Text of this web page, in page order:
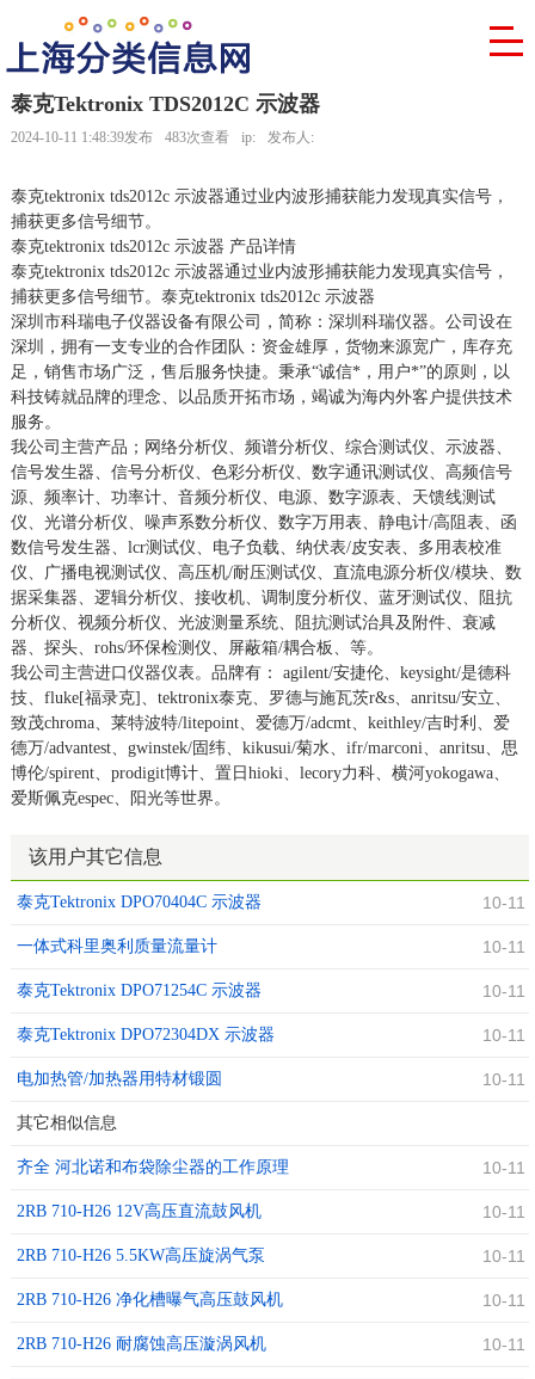
泰克Tektronix TDS2012C 示波器
2024-10-11 1:48:39发布 483次查看 ip: 发布人:
泰克tektronix tds2012c 示波器通过业内波形捕获能力发现真实信号，
捕获更多信号细节。
泰克tektronix tds2012c 示波器 产品详情
泰克tektronix tds2012c 示波器通过业内波形捕获能力发现真实信号，
捕获更多信号细节。泰克tektronix tds2012c 示波器
深圳市科瑞电子仪器设备有限公司，简称：深圳科瑞仪器。公司设在
深圳，拥有一支专业的合作团队：资金雄厚，货物来源宽广，库存充
足，销售市场广泛，售后服务快捷。秉承“诚信*，用户*”的原则，以
科技铸就品牌的理念、以品质开拓市场，竭诚为海内外客户提供技术
服务。
我公司主营产品；网络分析仪、频谱分析仪、综合测试仪、示波器、
信号发生器、信号分析仪、色彩分析仪、数字通讯测试仪、高频信号
源、频率计、功率计、音频分析仪、电源、数字源表、天馈线测试
仪、光谱分析仪、噪声系数分析仪、数字万用表、静电计/高阻表、函
数信号发生器、lcr测试仪、电子负载、纳伏表/皮安表、多用表校准
仪、广播电视测试仪、高压机/耐压测试仪、直流电源分析仪/模块、数
据采集器、逻辑分析仪、接收机、调制度分析仪、蓝牙测试仪、阻抗
分析仪、视频分析仪、光波测量系统、阻抗测试治具及附件、衰减
器、探头、rohs/环保检测仪、屏蔽箱/耦合板、等。
我公司主营进口仪器仪表。品牌有： agilent/安捷伦、keysight/是德科
技、fluke[福录克]、tektronix泰克、罗德与施瓦茨r&s、anritsu/安立、
致茂chroma、莱特波特/litepoint、爱德万/adcmt、keithley/吉时利、爱
德万/advantest、gwinstek/固纬、kikusui/菊水、ifr/marconi、anritsu、思
博伦/spirent、prodigit博计、置日hioki、lecory力科、横河yokogawa、
爱斯佩克espec、阳光等世界。
该用户其它信息
泰克Tektronix DPO70404C 示波器 10-11
一体式科里奥利质量流量计 10-11
泰克Tektronix DPO71254C 示波器 10-11
泰克Tektronix DPO72304DX 示波器 10-11
电加热管/加热器用特材锻圆 10-11
其它相似信息
齐全 河北诺和布袋除尘器的工作原理 10-11
2RB 710-H26 12V高压直流鼓风机 10-11
2RB 710-H26 5.5KW高压旋涡气泵 10-11
2RB 710-H26 净化槽曝气高压鼓风机 10-11
2RB 710-H26 耐腐蚀高压漩涡风机 10-11